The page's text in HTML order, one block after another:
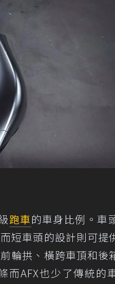
跑車的車身比例。車
短車頭的設計則可提
輪拱、橫跨車頂和後
而AFX也少了傳統的